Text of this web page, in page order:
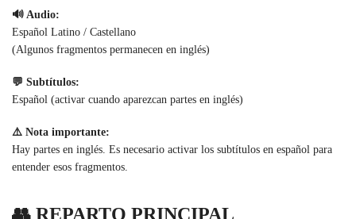
🔊 Audio:
Español Latino / Castellano
(Algunos fragmentos permanecen en inglés)
💬 Subtítulos:
Español (activar cuando aparezcan partes en inglés)
⚠️ Nota importante:
Hay partes en inglés. Es necesario activar los subtítulos en español para
entender esos fragmentos.
👥 REPARTO PRINCIPAL